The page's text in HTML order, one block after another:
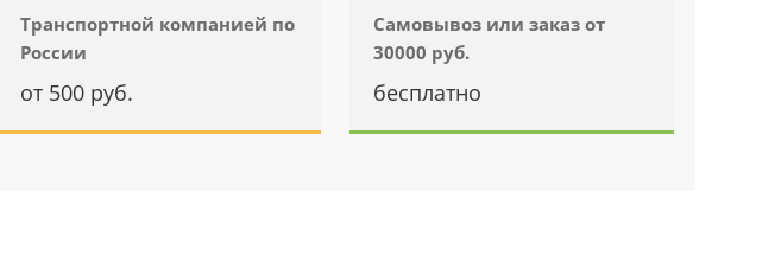
Транспортной компанией по
России
от 500 руб.
Самовывоз или заказ от
30000 руб.
бесплатно